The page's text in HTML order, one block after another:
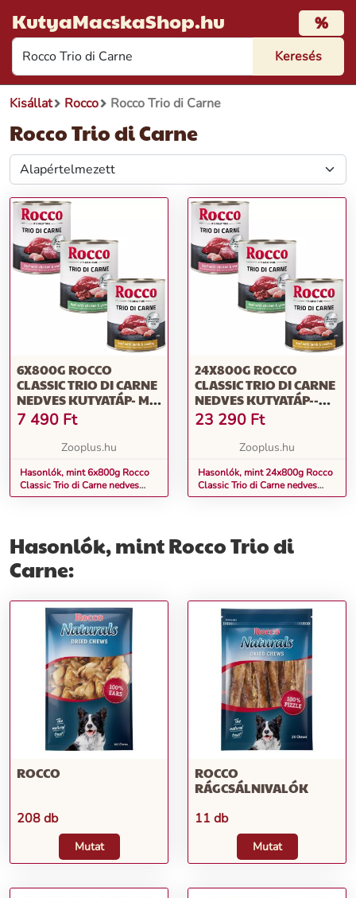
KutyaMacskaShop.hu %
Kisállat Rocco Rocco Trio di Carne
Rocco Trio di Carne
6X800G ROCCO
CLASSIC TRIO DI CARNE
NEDVES KUTYATÁP- MIX
3 VÁLTOZATTAL
7 490 Ft
Zooplus.hu
Hasonlók, mint 6x800g Rocco
Classic Trio di Carne nedves
kutyatáp- Mix 3 változattal
24X800G ROCCO
CLASSIC TRIO DI CARNE
NEDVES KUTYATÁP--
MIX 3 VÁLTOZATTAL
23 290 Ft
Zooplus.hu
Hasonlók, mint 24x800g Rocco
Classic Trio di Carne nedves
kutyatáp-- Mix 3 változattal
Hasonlók, mint Rocco Trio di
Carne:
ROCCO
208 db
Mutat
ROCCO
RÁGCSÁLNIVALÓK
11 db
Mutat